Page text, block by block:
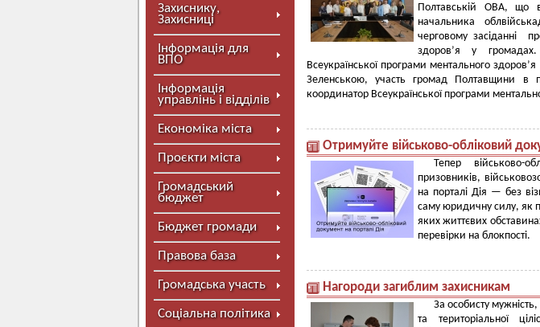
Захиснику,
Захисниці
Інформація для
ВПО
Інформація
управлінь і відділів
Економіка міста
Проєкти міста
Громадський
бюджет
Бюджет громади
Правова база
Громадська участь
Соціальна політика
Полтавській ОВА, що
начальника
черговому засіданні
здоров’я у
Всеукраїнської програми ментального
Зеленською, участь громад Полтавщини в
координатор Всеукраїнської програми
Отримуйте військово-обліковий
Тепер військово-
призовників,
на порталі Дія — без
саму юридичну силу, як
яких життєвих
перевірки на блокпості.
Нагороди загиблим захисникам
За особисту
та територіальної